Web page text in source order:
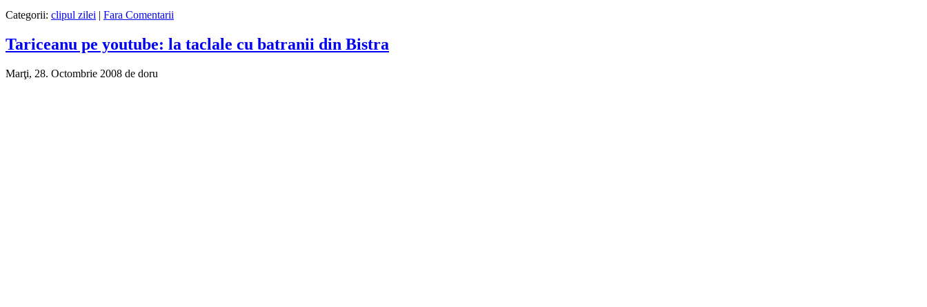
Categorii: clipul zilei | Fara Comentarii
Tariceanu pe youtube: la taclale cu batranii din Bistra
Marţi, 28. Octombrie 2008 de doru